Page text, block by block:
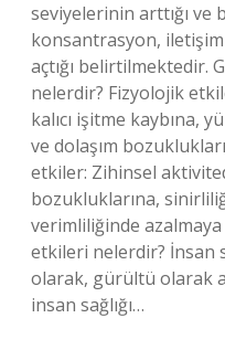
seviyelerinin arttığı ve
konsantrasyon,
açtığı belirtilmektedir.
nelerdir? Fizyolojik
kalıcı işitme kaybına,
ve dolaşım
etkiler: Zihinsel
bozukluklarına,
verimliliğinde
etkileri nelerdir? İnsan
olarak, gürültü olarak
insan sağlığı…